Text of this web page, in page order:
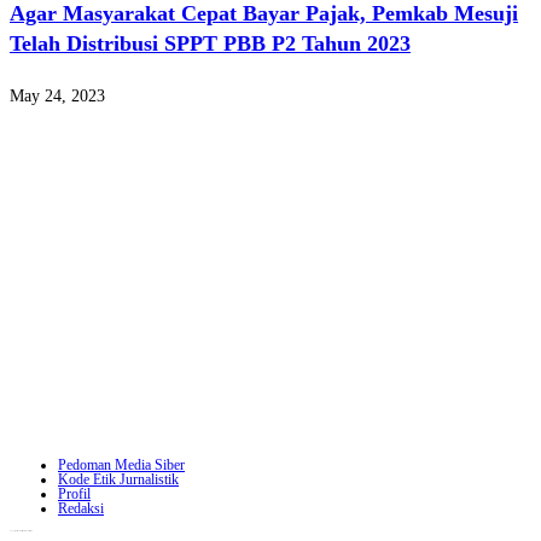
Agar Masyarakat Cepat Bayar Pajak, Pemkab Mesuji
Telah Distribusi SPPT PBB P2 Tahun 2023
May 24, 2023
Pedoman Media Siber
Kode Etik Jurnalistik
Profil
Redaksi